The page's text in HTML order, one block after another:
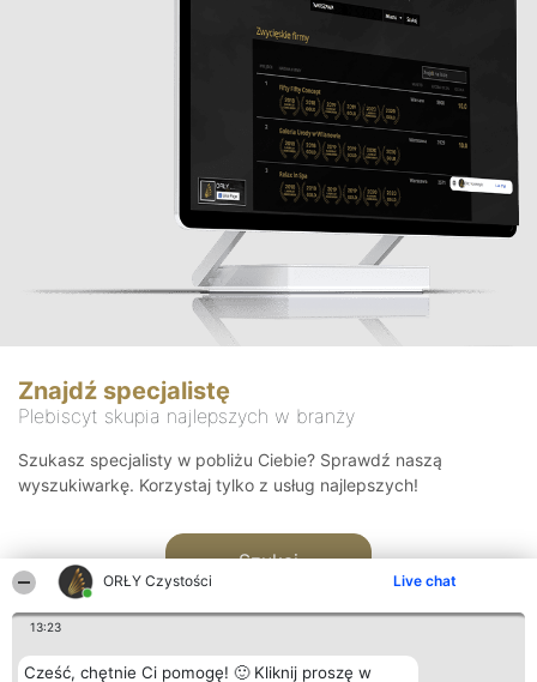
ORŁY Czystości Live chat
13:23
Cześć, chętnie Ci pomogę! 🙂 Kliknij proszę w
Znajdź specjalistę
Plebiscyt skupia najlepszych w branży
Szukasz specjalisty w pobliżu Ciebie? Sprawdź naszą
wyszukiwarkę. Korzystaj tylko z usług najlepszych!
Szukaj